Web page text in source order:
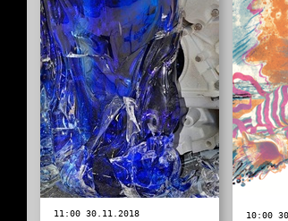
11:00 30.11.2018 10:00